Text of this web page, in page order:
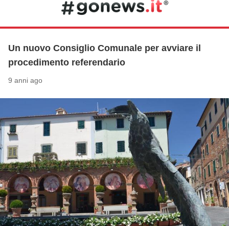
Un nuovo Consiglio Comunale per avviare il
procedimento referendario
9 anni ago